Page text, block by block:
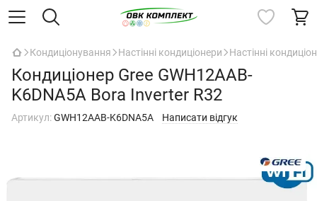
Кондиціонування Настінні кондиціонери Настінні
Кондиціонер Gree GWH12AAB-
K6DNA5A Bora Inverter R32
Артикул:GWH12AAB-K6DNA5A Написати відгук